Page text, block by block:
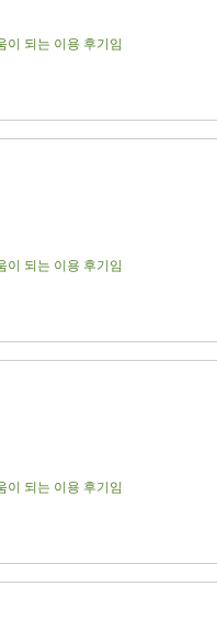
이 되는 이용 후기임
이 되는 이용 후기임
이 되는 이용 후기임